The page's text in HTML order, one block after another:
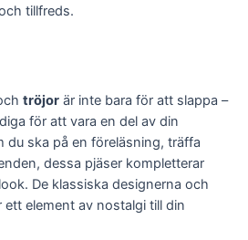
tillfreds.
tröjor är inte bara för att slappa –
för att vara en del av din
du ska på en föreläsning, träffa
dessa pjäser kompletterar
De klassiska designerna och
element av nostalgi till din